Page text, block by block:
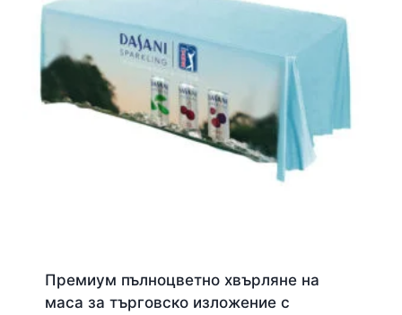
Премиум пълноцветно хвърляне на
маса за търговско изложение с